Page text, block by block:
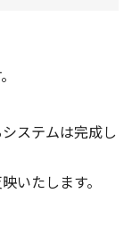
ステムは完成し
いたします。